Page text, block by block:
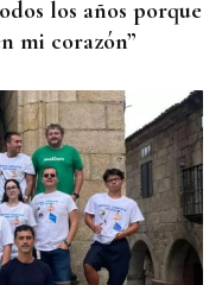
los años porque
mi corazón”